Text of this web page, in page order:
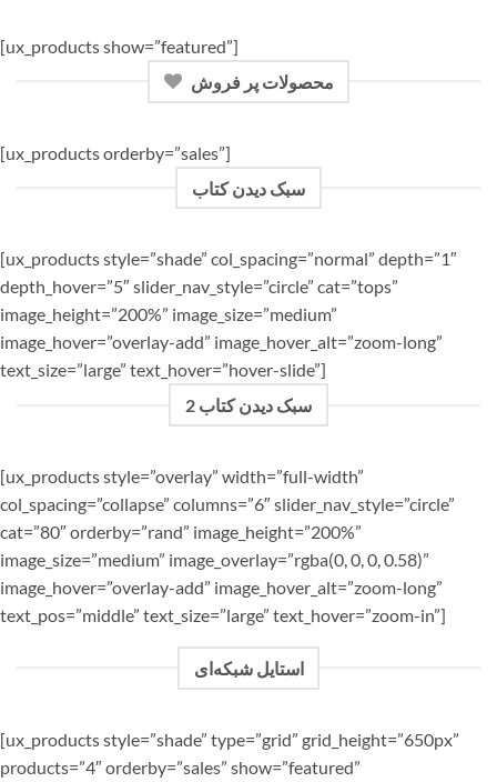
[ux_products show=”featured”]
محصولات پر فروش
[ux_products orderby=”sales”]
سبک دیدن کتاب
[ux_products style=”shade” col_spacing=”normal” depth=”1″
depth_hover=”5″ slider_nav_style=”circle” cat=”tops”
image_height=”200%” image_size=”medium”
image_hover=”overlay-add” image_hover_alt=”zoom-long”
text_size=”large” text_hover=”hover-slide”]
سبک دیدن کتاب 2
[ux_products style=”overlay” width=”full-width”
col_spacing=”collapse” columns=”6″ slider_nav_style=”circle”
cat=”80″ orderby=”rand” image_height=”200%”
image_size=”medium” image_overlay=”rgba(0, 0, 0, 0.58)”
image_hover=”overlay-add” image_hover_alt=”zoom-long”
text_pos=”middle” text_size=”large” text_hover=”zoom-in”]
استایل شبکه‌ای
[ux_products style=”shade” type=”grid” grid_height=”650px”
products=”4″ orderby=”sales” show=”featured”